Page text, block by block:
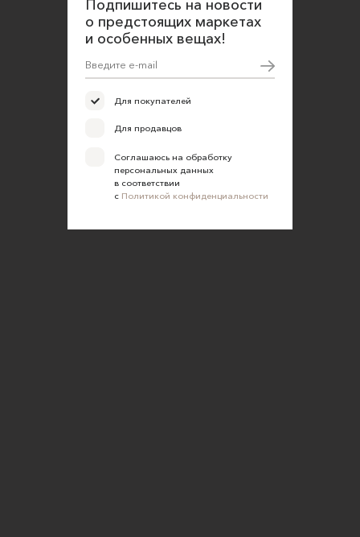
Согласие на обработку персональных данных
Подпишитесь на новости
о предстоящих маркетах
и особенных вещах!
Для покупателей
Для продавцов
Соглашаюсь на обработку
персональных данных
в соответствии
с Политикой конфиденциальности